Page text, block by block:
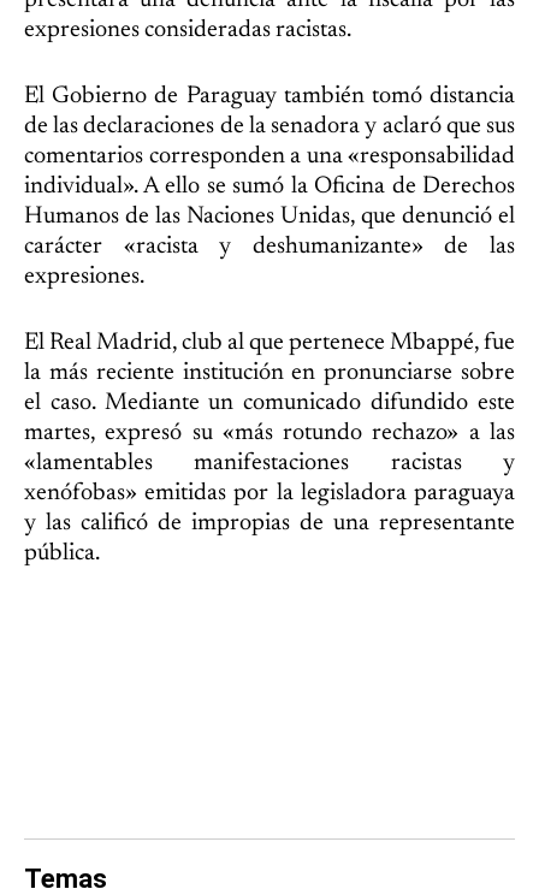
expresiones consideradas racistas.
El Gobierno de Paraguay también tomó distancia
de las declaraciones de la senadora y aclaró que sus
comentarios corresponden a una «responsabilidad
individual». A ello se sumó la Oficina de Derechos
Humanos de las Naciones Unidas, que denunció el
carácter «racista y deshumanizante» de las
expresiones.
El Real Madrid, club al que pertenece Mbappé, fue
la más reciente institución en pronunciarse sobre
el caso. Mediante un comunicado difundido este
martes, expresó su «más rotundo rechazo» a las
«lamentables manifestaciones racistas y
xenófobas» emitidas por la legisladora paraguaya
y las calificó de impropias de una representante
pública.
Temas